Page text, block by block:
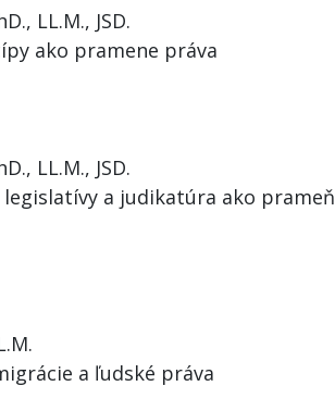
LL.M., JSD.
ako pramene práva
LL.M., JSD.
a judikatúra ako prameň
a ľudské práva